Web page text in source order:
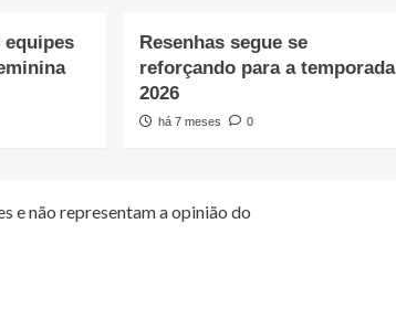
equipes
Resenhas segue se
reforçando para a temporada
2026
há 7 meses 0
e não representam a opinião do